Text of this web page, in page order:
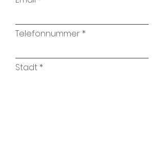
Telefonnummer
Stadt